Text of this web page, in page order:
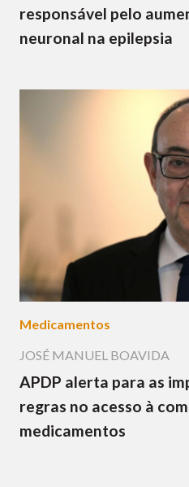
responsável pelo
neuronal na epilepsia
Medicamentos
JOSÉ MANUEL BOAVIDA
APDP alerta para as
regras no acesso à
medicamentos